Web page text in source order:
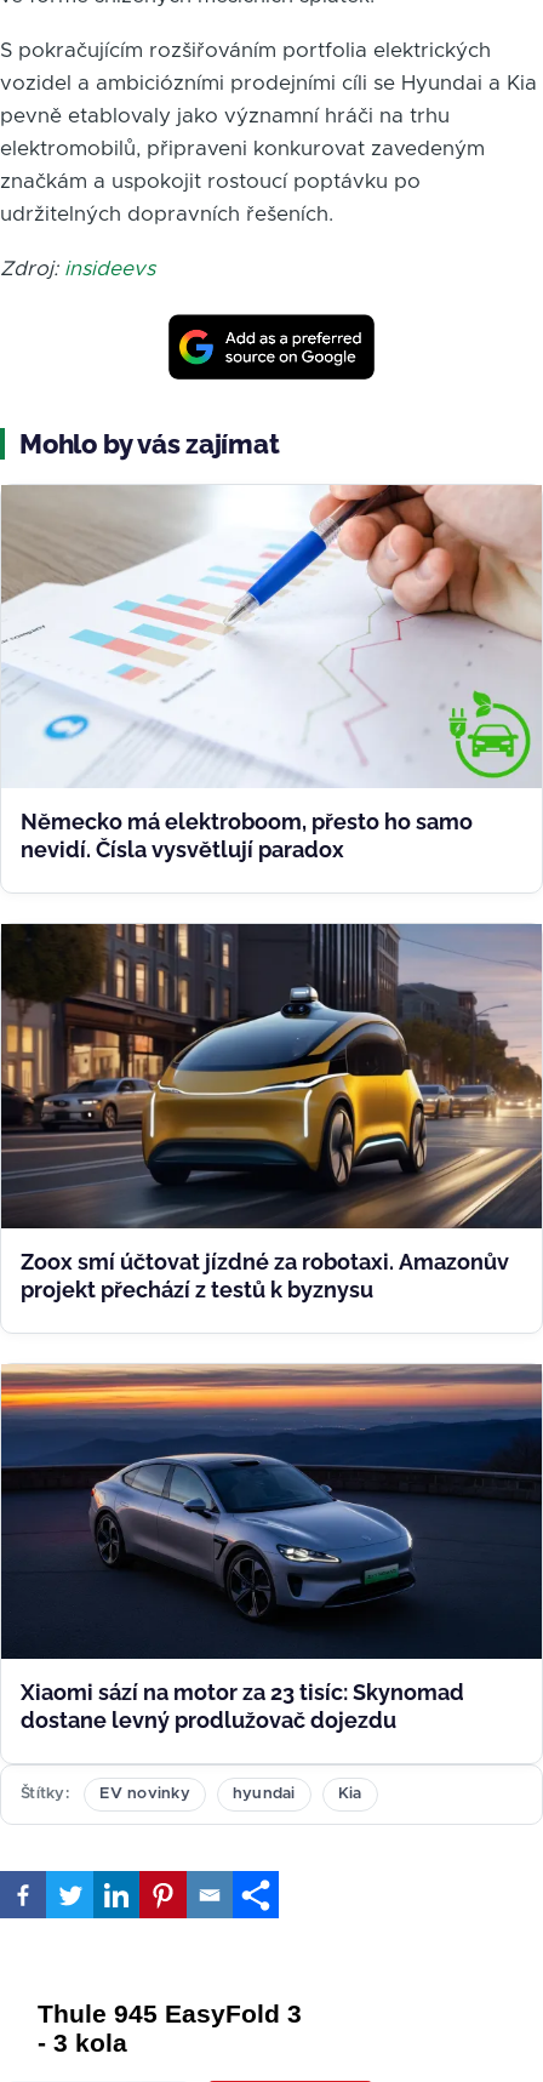
S pokračujícím rozšiřováním portfolia elektrických
vozidel a ambiciózními prodejními cíli se Hyundai a Kia
pevně etablovaly jako významní hráči na trhu
elektromobilů, připraveni konkurovat zavedeným
značkám a uspokojit rostoucí poptávku po
udržitelných dopravních řešeních.
Zdroj: insideevs
Mohlo by vás zajímat
Německo má elektroboom, přesto ho samo
nevidí. Čísla vysvětlují paradox
Zoox smí účtovat jízdné za robotaxi. Amazonův
projekt přechází z testů k byznysu
Xiaomi sází na motor za 23 tisíc: Skynomad
dostane levný prodlužovač dojezdu
Štítky EV novinky hyundai Kia